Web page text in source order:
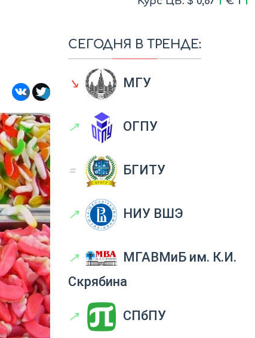
СЕГОДНЯ В ТРЕНДЕ:
↘ МГУ
↗ ОГПУ
= БГИТУ
↗ НИУ ВШЭ
↗
МГАВМиБ им. К.И.
Скрябина
↗ СПбПУ